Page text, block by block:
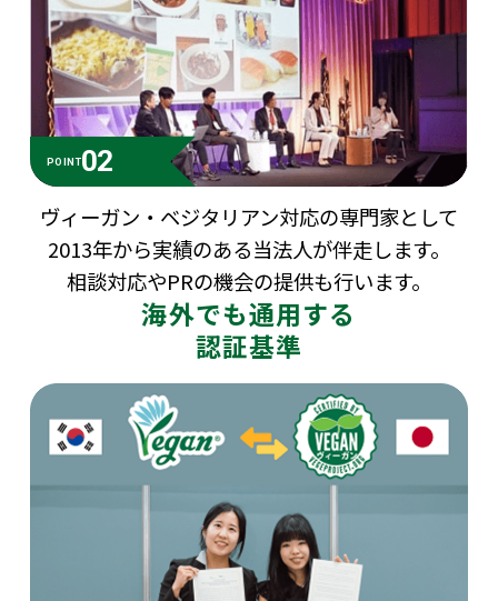
POINT02
ヴィーガン・ベジタリアン対応の専門家として
2013年から実績のある当法人が伴走します。
相談対応やPRの機会の提供も行います。
海外でも通用する
認証基準